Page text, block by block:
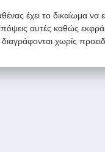
έχει το δικαίωμα να
αυτές καθώς
χωρίς